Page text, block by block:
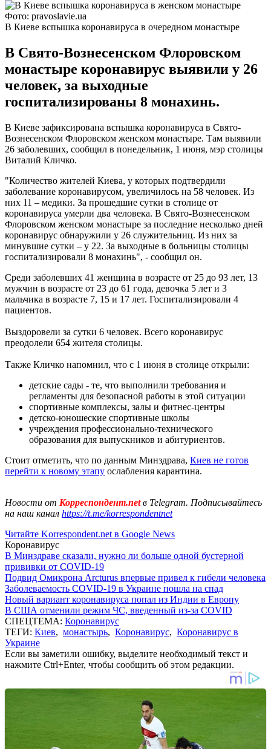
Фото: pravoslavie.ua
В Киеве вспышка коронавируса в очередном монастыре
В Свято-Вознесенском Флоровском
монастыре коронавирус выявили у 26
человек, за выходные
госпитализированы 8 монахинь.
В Киеве зафиксирована вспышка коронавируса в Свято-
Вознесенском Флоровском женском монастыре. Там выявили
26 заболевших, сообщил в понедельник, 1 июня, мэр столицы
Виталий Кличко.
"Количество жителей Киева, у которых подтвердили
заболевание коронавирусом, увеличилось на 58 человек. Из
них 11 – медики. За прошедшие сутки в столице от
коронавируса умерли два человека. В Свято-Вознесенском
Флоровском женском монастыре за последние несколько дней
коронавирус обнаружили у 26 служительниц. Из них за
минувшие сутки – у 22. За выходные в больницы столицы
госпитализировали 8 монахинь", - сообщил он.
Среди заболевших 41 женщина в возрасте от 25 до 93 лет, 13
мужчин в возрасте от 23 до 61 года, девочка 5 лет и 3
мальчика в возрасте 7, 15 и 17 лет. Госпитализировали 4
пациентов.
Выздоровели за сутки 6 человек. Всего коронавирус
преодолели 654 жителя столицы.
Также Кличко напомнил, что с 1 июня в столице открыли:
детские сады - те, что выполнили требования и
регламенты для безопасной работы в этой ситуации
спортивные комплексы, залы и фитнес-центры
детско-юношеские спортивные школы
учреждения профессионально-технического
образования для выпускников и абитуриентов.
Стоит отметить, что по данным Минздрава, Киев не готов
перейти к новому этапу ослабления карантина.
Новости от Корреспондент.netв Telegram. Подписывайтесь
на наш канал https://t.me/korrespondentnet
Читайте Korrespondent.net в Google News
Коронавирус
В Минздраве сказали, нужно ли больше одной бустерной
прививки от COVID-19
Подвид Омикрона Arcturus впервые привел к гибели человека
Заболеваемость COVID-19 в Украине пошла на спад
Новый вариант коронавируса попал из Индии в Европу
В США отменили режим ЧС, введенный из-за COVID
СПЕЦТЕМА: Коронавирус
ТЕГИ: Киев, монастырь, Коронавирус, Коронавирус в
Украине
Если вы заметили ошибку, выделите необходимый текст и
нажмите Ctrl+Enter, чтобы сообщить об этом редакции.